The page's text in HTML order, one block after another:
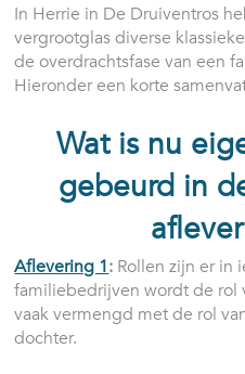
In Herrie in De Druiventros
vergrootglas diverse
de overdrachtsfase van een
Hieronder een korte
Wat is nu
gebeurd in
Aflevering 1: Rollen zijn er in
familiebedrijven wordt de rol
vaak vermengd met de rol
dochter.